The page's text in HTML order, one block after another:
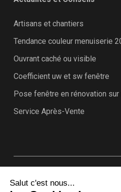
Artisans et chantiers
Tendance couleur menuiserie
Ouvrant caché ou visible
Coefficient uw et sw fenêtre
Pose fenêtre en rénovation
Service Après-Vente